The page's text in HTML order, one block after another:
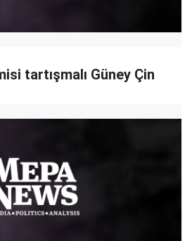
tartışmalı Güney Çin